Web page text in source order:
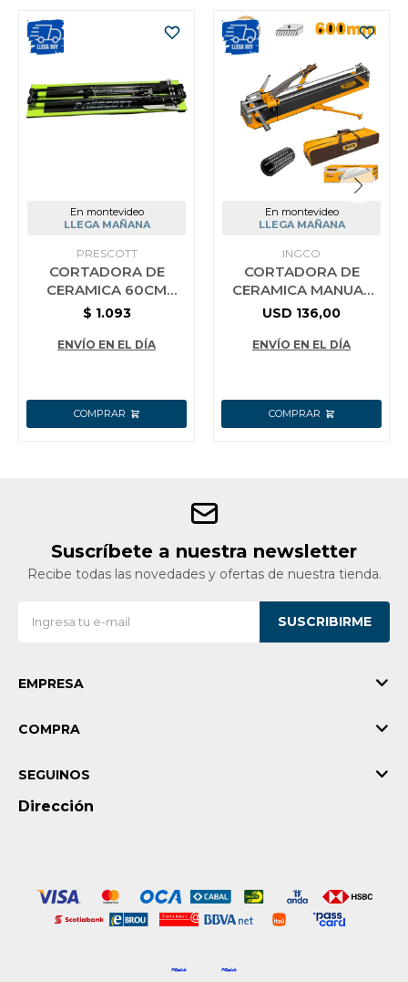
En montevideo
LLEGA MAÑANA
PRESCOTT
CORTADORA DE
CERAMICA 60CM
PRESCOTT
$ 1.093
ENVÍO EN EL DÍA
En montevideo
LLEGA MAÑANA
INGCO
CORTADORA DE
CERAMICA MANUAL
600MM CON BOLSO
USD 136,00
ENVÍO EN EL DÍA
Suscríbete a nuestra newsletter
Recibe todas las novedades y ofertas de nuestra tienda.
SUSCRIBIRME
EMPRESA
COMPRA
Dirección
SEGUINOS